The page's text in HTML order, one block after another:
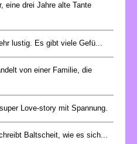
eine drei Jahre alte Tante
lustig. Es gibt viele Gefü...
von einer Familie, die
Love-story mit Spannung.
Baltscheit, wie es sich...